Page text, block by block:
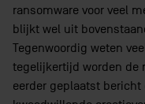
ransomware voor veel
blijkt wel uit
Tegenwoordig weten
tegelijkertijd worden de
eerder geplaatst